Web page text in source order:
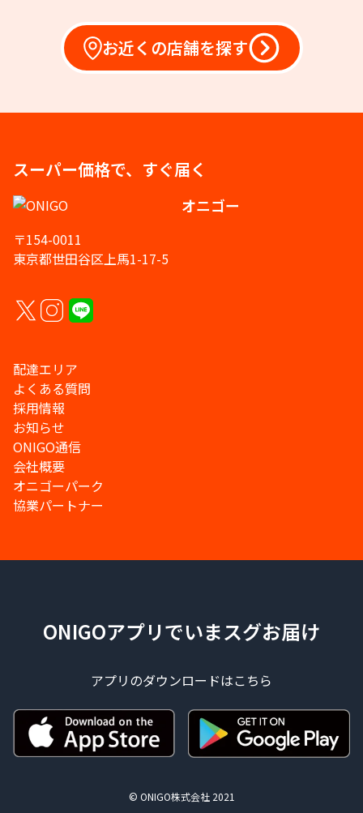
お近くの店舗を探す
スーパー価格で、すぐ届く
オニゴー
〒154-0011
東京都世田谷区上馬1-17-5
配達エリア
よくある質問
採用情報
お知らせ
ONIGO通信
会社概要
オニゴーパーク
協業パートナー
ONIGOアプリでいまスグお届け
アプリのダウンロードはこちら
© ONIGO株式会社 2021